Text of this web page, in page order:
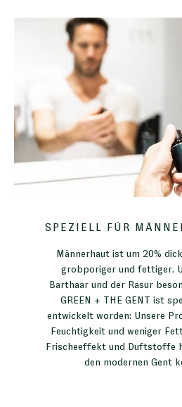
SPEZIELL FÜR
Männerhaut ist um 20%
grobporiger und fettiger.
Barthaar und der Rasur
GREEN + THE GENT ist
entwickelt worden: Unsere
Feuchtigkeit und weniger
Frischeeffekt und Duftstoffe
den modernen Gent